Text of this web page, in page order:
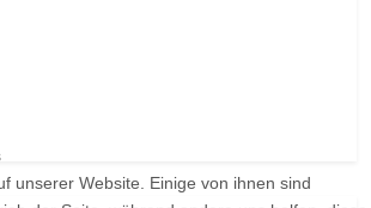
unserer Website. Einige von ihnen sind